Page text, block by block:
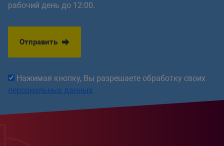
рабочий день до 12:00.
Отправить
Нажимая кнопку, Вы разрешаете обработку своих
персональных данных